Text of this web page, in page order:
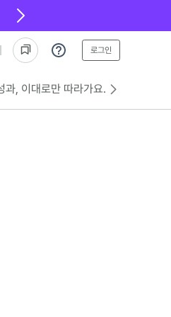
로그인
과, 이대로만 따라가요.